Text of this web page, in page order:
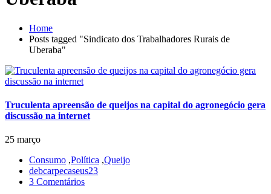
Home
Posts tagged "Sindicato dos Trabalhadores Rurais de
Uberaba"
Truculenta apreensão de queijos na capital do agronegócio gera
discussão na internet
25 março
Consumo ,Política ,Queijo
debcarpecaseus23
3 Comentários